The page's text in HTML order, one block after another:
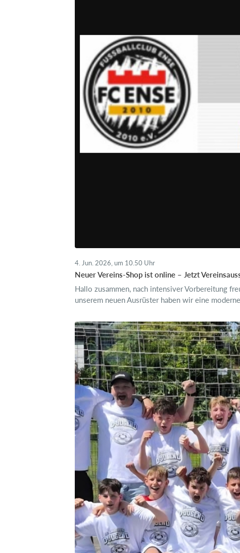
4. Jun. 2026, um 10.50 Uhr
Neuer Vereins-Shop ist online – Jetzt
Hallo zusammen, nach intensiver Vorbereitung
unserem neuen Ausrüster haben wir eine